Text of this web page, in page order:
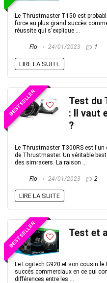
Le Thrustmaster T150 est
force au plus grand succès
réussite qui s'explique ...
Flo 24/01/2023 1
LIRE LA SUITE
BEST SELLER
Test du
: Il vaut
?
Le Thrustmaster T300RS est l'un
de Thrustmaster. Un véritable
des simracers. La raison ...
Flo 24/01/2023 2
LIRE LA SUITE
BEST SELLER Test et
Le Logitech G920 et son cousin
succès commerciaux en ce qui
différences entre les ...